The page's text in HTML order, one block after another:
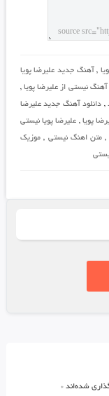
, آهنگ جدید علیرضا پویا
آهنگ نیستی از علیرضا پویا,
, دانلود آهنگ جدید علیرضا
پویا , علیرضا پویا نیستی
, متن اهنگ نیستی ,موزیک
شده‌اند *